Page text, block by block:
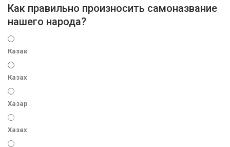
Как правильно произносить самоназвание
нашего народа?
Казак
Казах
Хазар
Хазах